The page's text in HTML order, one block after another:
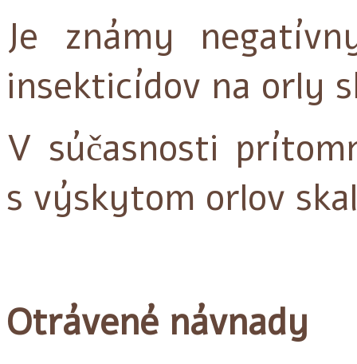
Je známy
insekticídov na orly
V súčasnosti
s výskytom orlov
Otrávené návnady